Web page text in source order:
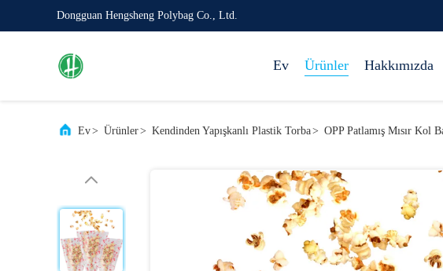
Dongguan Hengsheng Polybag Co., Ltd.
Ev Ürünler Hakkımızda
Ev> Ürünler> Kendinden Yapışkanlı Plastik Torba> OPP Patlamış Mısır Kol